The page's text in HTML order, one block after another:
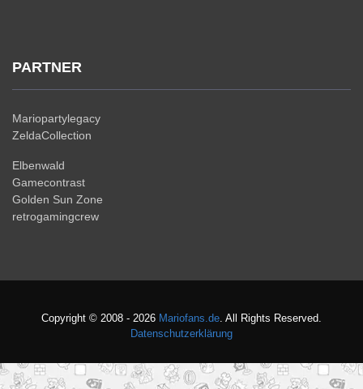
PARTNER
Mariopartylegacy
ZeldaCollection
Elbenwald
Gamecontrast
Golden Sun Zone
retrogamingcrew
Copyright © 2008 - 2026 Mariofans.de. All Rights Reserved.
Datenschutzerklärung